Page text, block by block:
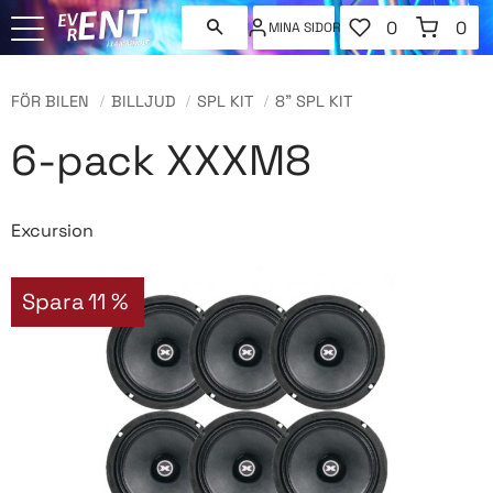
MINA SIDOR
FAVORITER
ANTAL
0
KUNDVAGN
0
FÖR BILEN BILLJUD SPL KIT 8" SPL KIT
6-pack XXXM8
Excursion
Spara11 %